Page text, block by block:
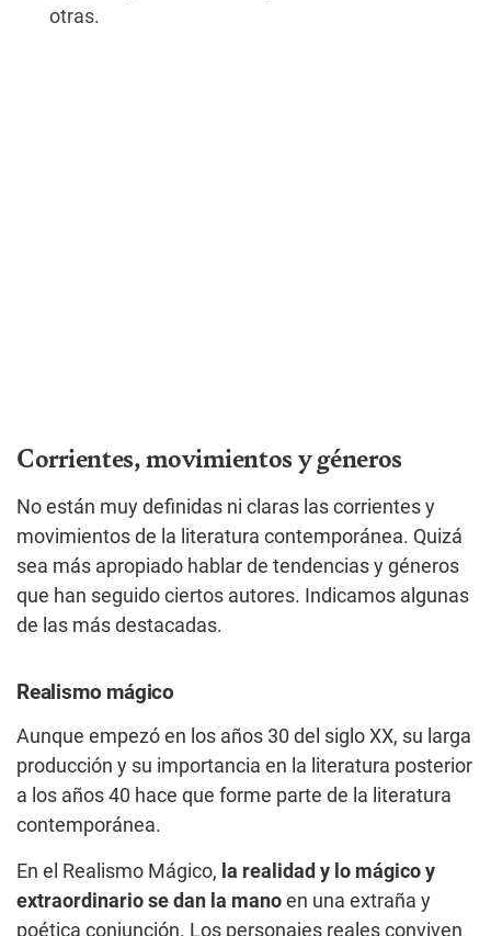
otras.
Corrientes, movimientos y géneros
No están muy definidas ni claras las corrientes y
movimientos de la literatura contemporánea. Quizá
sea más apropiado hablar de tendencias y géneros
que han seguido ciertos autores. Indicamos algunas
de las más destacadas.
Realismo mágico
Aunque empezó en los años 30 del siglo XX, su larga
producción y su importancia en la literatura posterior
a los años 40 hace que forme parte de la literatura
contemporánea.
En el Realismo Mágico, la realidad y lo mágico y
extraordinario se dan la mano en una extraña y
poética conjunción. Los personajes reales conviven